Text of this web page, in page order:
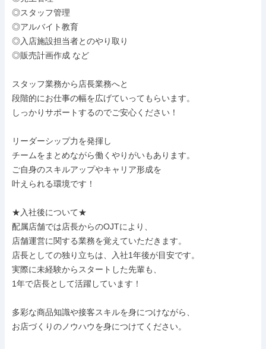
◎スタッフ管理
◎アルバイト教育
◎入店施設担当者とのやり取り
◎販売計画作成 など
スタッフ業務から店長業務へと
段階的にお仕事の幅を広げていってもらいます。
しっかりサポートするのでご安心ください！
リーダーシップ力を発揮し
チームをまとめながら働くやりがいもあります。
ご自身のスキルアップやキャリア形成を
叶えられる環境です！
★入社後について★
配属店舗では店長からのOJTにより、
店舗運営に関する業務を覚えていただきます。
店長としての独り立ちは、入社1年後が目安です。
実際に未経験からスタートした先輩も、
1年で店長として活躍しています！
多彩な商品知識や接客スキルを身につけながら、
お店づくりのノウハウを身につけてください。